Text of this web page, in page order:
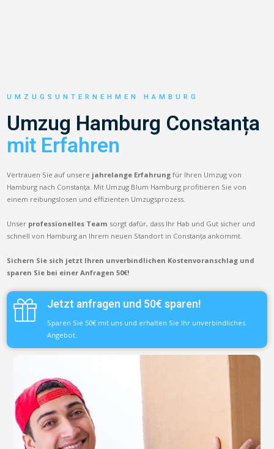
UMZUGSUNTERNEHMEN HAMBURG
Umzug Hamburg Constanța
mit Erfahren
Vertrauen Sie auf unsere jahrelange Erfahrung für Ihren Umzug von
Hamburg nach Constanța. Mit Umzug Blum Hamburg profitieren Sie von
einem reibungslosen und effizienten Umzugsprozess.
Unser professionelles Team sorgt dafür, dass Ihr Hab und Gut sicher und
schnell von Hamburg an Ihrem neuen Standort in Constanța ankommt.
Sichern Sie sich jetzt Ihren unverbindlichen Kostenvoranschlag und
sparen Sie bei einer Anfragen 50€!
Jetzt anfragen und 50€ sparen!
Sparen Sie 50€ mit uns und erhalten Sie Ihr unverbindliches
Angebot.